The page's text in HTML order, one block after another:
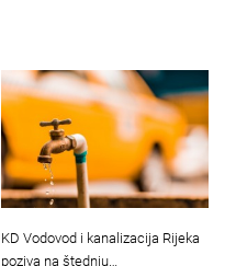
KD Vodovod i kanalizacija Rijeka
poziva na štednju…